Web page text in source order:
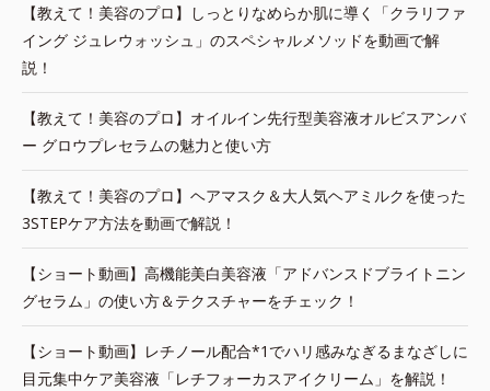
【教えて！美容のプロ】しっとりなめらか肌に導く「クラリファ
イング ジュレウォッシュ」のスペシャルメソッドを動画で解
説！
【教えて！美容のプロ】オイルイン先行型美容液オルビスアンバ
ー グロウプレセラムの魅力と使い方
【教えて！美容のプロ】ヘアマスク＆大人気ヘアミルクを使った
3STEPケア方法を動画で解説！
【ショート動画】高機能美白美容液「アドバンスドブライトニン
グセラム」の使い方＆テクスチャーをチェック！
【ショート動画】レチノール配合*1でハリ感みなぎるまなざしに
目元集中ケア美容液「レチフォーカスアイクリーム」を解説！